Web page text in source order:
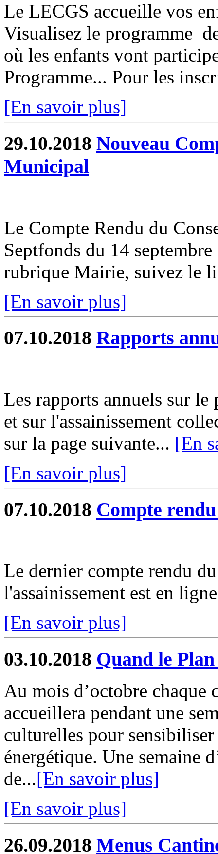
Le LECGS accueille vos
Visualisez le programme
où les enfants vont
Programme... Pour les
[En savoir plus]
29.10.2018 Nouveau
Municipal
Le Compte Rendu du
Septfonds du 14
rubrique Mairie, suivez le
[En savoir plus]
07.10.2018 Rapports
Les rapports annuels sur
et sur l'assainissement
sur la page suivante... [En
[En savoir plus]
07.10.2018 Compte
Le dernier compte rendu
l'assainissement est en
[En savoir plus]
03.10.2018 Quand le
Au mois d’octobre chaque
accueillera pendant une
culturelles pour
énergétique. Une semaine
de...[En savoir plus]
[En savoir plus]
26.09.2018 Menus